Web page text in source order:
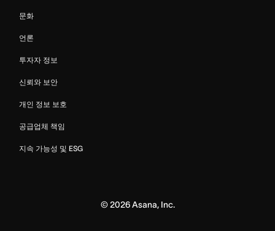
문화
언론
투자자 정보
신뢰와 보안
개인 정보 보호
공급업체 책임
지속 가능성 및 ESG
© 2026Asana, Inc.